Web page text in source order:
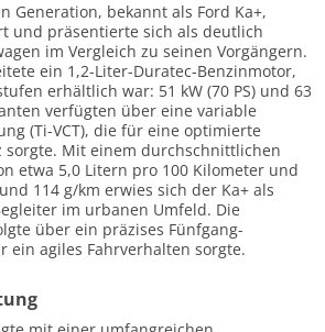
Generation, bekannt als Ford Ka+,
und präsentierte sich als deutlich
im Vergleich zu seinen Vorgängern.
ein 1,2-Liter-Duratec-Benzinmotor,
erhältlich war: 51 kW (70 PS) und 63
verfügten über eine variable
(Ti-VCT), die für eine optimierte
sorgte. Mit einem durchschnittlichen
etwa 5,0 Litern pro 100 Kilometer und
114 g/km erwies sich der Ka+ als
im urbanen Umfeld. Die
über ein präzises Fünfgang-
ein agiles Fahrverhalten sorgte.